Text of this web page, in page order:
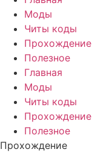
Моды
Читы коды
Прохождение
Полезное
Главная
Моды
Читы коды
Прохождение
Полезное
Прохождение